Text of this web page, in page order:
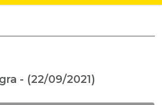
- (22/09/2021)